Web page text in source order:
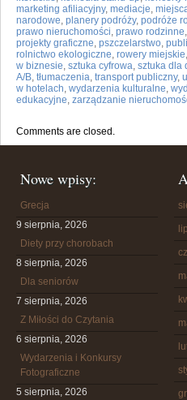
marketing afiliacyjny, mediacje,
narodowe, planery podróży, podróże
prawo nieruchomości, prawo rodzinne,
projekty graficzne, pszczelarstwo,
rolnictwo ekologiczne, rowery miejskie,
w biznesie, sztuka cyfrowa, sztuka dla
A/B, tłumaczenia, transport publiczny,
w hotelach, wydarzenia kulturalne,
edukacyjne, zarządzanie
Comments are closed.
Nowe wpisy:
Grecja
9 sierpnia, 2026
Diety przy chorobach
8 sierpnia, 2026
Dla seniorów
7 sierpnia, 2026
Z Miłości do Czytania
6 sierpnia, 2026
Wydarzenia i Konkursy
Fotograficzne
5 sierpnia, 2026